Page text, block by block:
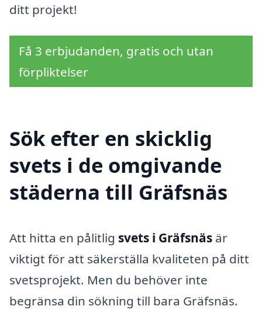
ditt projekt!
Få 3 erbjudanden, gratis och utan
förpliktelser
Sök efter en skicklig
svets i de omgivande
städerna till Gräfsnäs
Att hitta en pålitlig svets i Gräfsnäs är
viktigt för att säkerställa kvaliteten på ditt
svetsprojekt. Men du behöver inte
begränsa din sökning till bara Gräfsnäs.